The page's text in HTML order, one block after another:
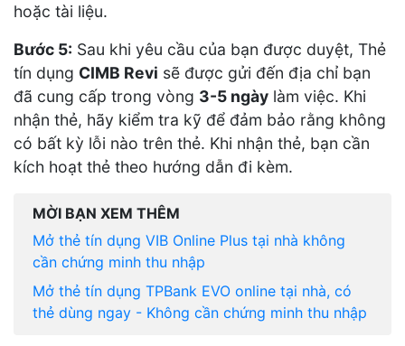
hoặc tài liệu.
Bước 5: Sau khi yêu cầu của bạn được duyệt, Thẻ
tín dụng CIMB Revi sẽ được gửi đến địa chỉ bạn
đã cung cấp trong vòng 3-5 ngày làm việc. Khi
nhận thẻ, hãy kiểm tra kỹ để đảm bảo rằng không
có bất kỳ lỗi nào trên thẻ. Khi nhận thẻ, bạn cần
kích hoạt thẻ theo hướng dẫn đi kèm.
MỜI BẠN XEM THÊM
Mở thẻ tín dụng VIB Online Plus tại nhà không
cần chứng minh thu nhập
Mở thẻ tín dụng TPBank EVO online tại nhà, có
thẻ dùng ngay - Không cần chứng minh thu nhập